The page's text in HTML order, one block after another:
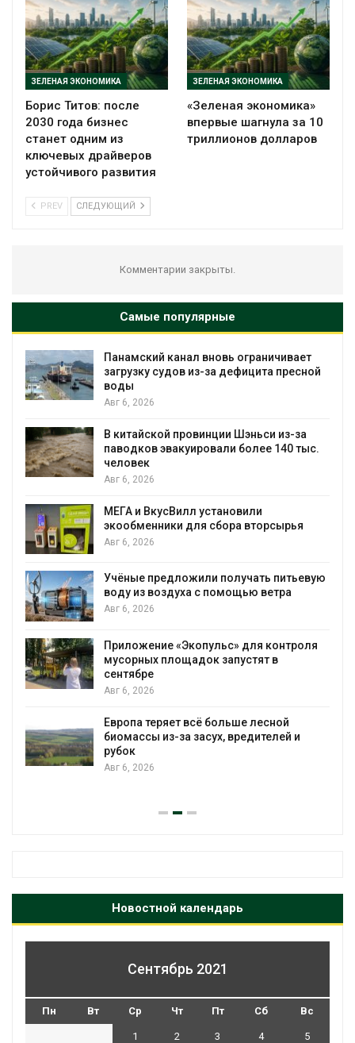
ЗЕЛЕНАЯ ЭКОНОМИКА
Борис Титов: после
2030 года бизнес
станет одним из
ключевых драйверов
устойчивого развития
ЗЕЛЕНАЯ ЭКОНОМИКА
«Зеленая экономика»
впервые шагнула за 10
триллионов долларов
PREV СЛЕДУЮЩИЙ
Комментарии закрыты.
Самые популярные
Панамский канал вновь ограничивает
загрузку судов из-за дефицита пресной
воды
Авг 6, 2026
В китайской провинции Шэньси из-за
паводков эвакуировали более 140 тыс.
человек
Авг 6, 2026
МЕГА и ВкусВилл установили
экообменники для сбора вторсырья
Авг 6, 2026
Учёные предложили получать питьевую
воду из воздуха с помощью ветра
Авг 6, 2026
Приложение «Экопульс» для контроля
мусорных площадок запустят в
сентябре
Авг 6, 2026
Европа теряет всё больше лесной
биомассы из-за засух, вредителей и
рубок
Авг 6, 2026
Новостной календарь
Сентябрь 2021
Пн Вт Ср Чт Пт Сб Вс
1 2 3 4 5